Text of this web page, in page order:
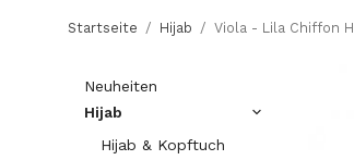
Startseite / Hijab / Viola - Lila Chiffon
Neuheiten
Hijab
Hijab & Kopftuch